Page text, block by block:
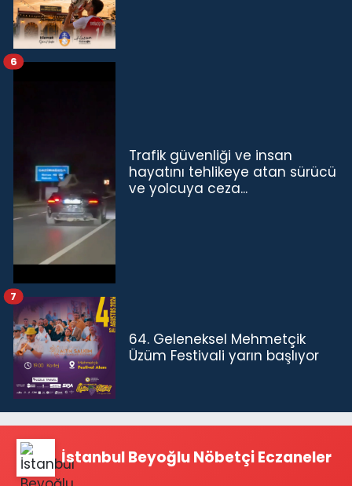
Trafik güvenliği ve insan
hayatını tehlikeye atan sürücü
ve yolcuya ceza...
6
64. Geleneksel Mehmetçik
Üzüm Festivali yarın başlıyor
7
İstanbul Beyoğlu Nöbetçi Eczaneler